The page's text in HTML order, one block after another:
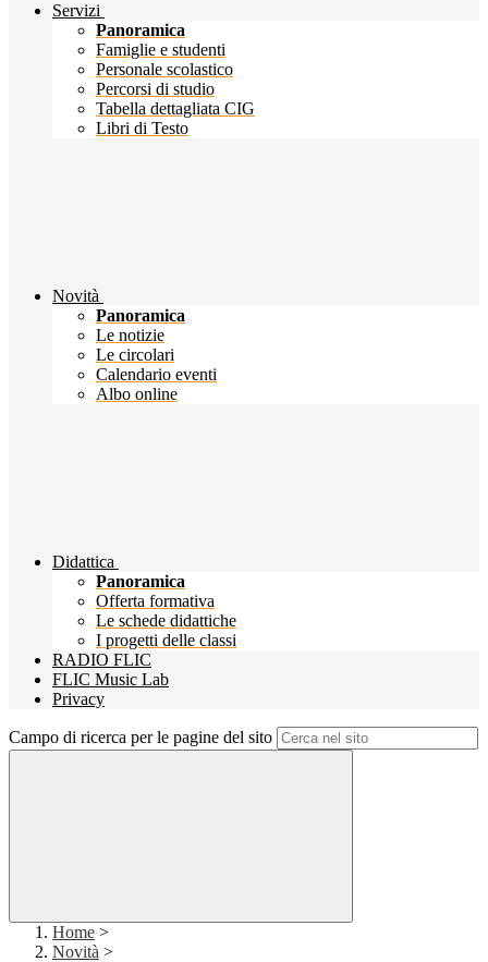
Servizi
Panoramica
Famiglie e studenti
Personale scolastico
Percorsi di studio
Tabella dettagliata CIG
Libri di Testo
Novità
Panoramica
Le notizie
Le circolari
Calendario eventi
Albo online
Didattica
Panoramica
Offerta formativa
Le schede didattiche
I progetti delle classi
RADIO FLIC
FLIC Music Lab
Privacy
Campo di ricerca per le pagine del sito
Home >
Novità >